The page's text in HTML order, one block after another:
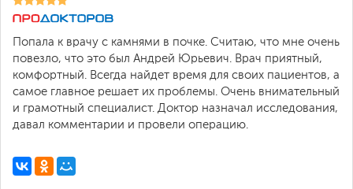
Попала к врачу с камнями в почке. Считаю, что мне очень
повезло, что это был Андрей Юрьевич. Врач приятный,
комфортный. Всегда найдет время для своих пациентов, а
самое главное решает их проблемы. Очень внимательный
и грамотный специалист. Доктор назначал исследования,
давал комментарии и провели операцию.